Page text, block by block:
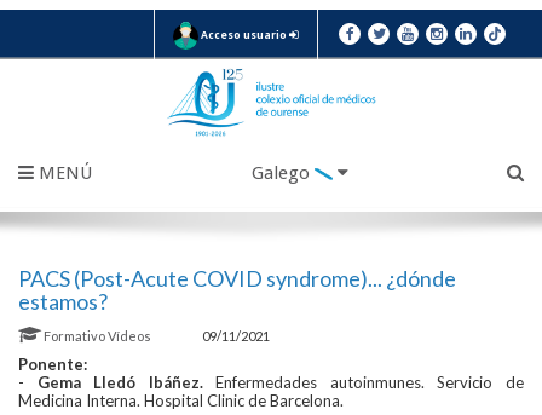
Acceso usuario
MENÚ Galego
PACS (Post-Acute COVID syndrome)... ¿dónde
estamos?
FormativoVídeos 09/11/2021
Ponente:
- Gema Lledó Ibáñez.Enfermedades autoinmunes. Servicio de
Medicina Interna. Hospital Clinic de Barcelona.